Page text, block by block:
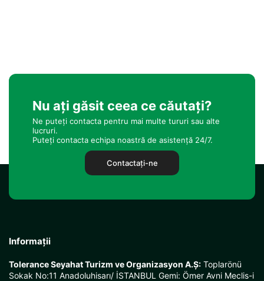
Nu ați găsit ceea ce căutați?
Ne puteți contacta pentru mai multe tururi sau alte
lucruri.
Puteți contacta echipa noastră de asistență 24/7.
Contactaţi-ne
Informații
Tolerance Seyahat Turizm ve Organizasyon A.Ş: Toplarönü
Sokak No:11 Anadoluhisarı/ İSTANBUL Gemi: Ömer Avni Meclis-i